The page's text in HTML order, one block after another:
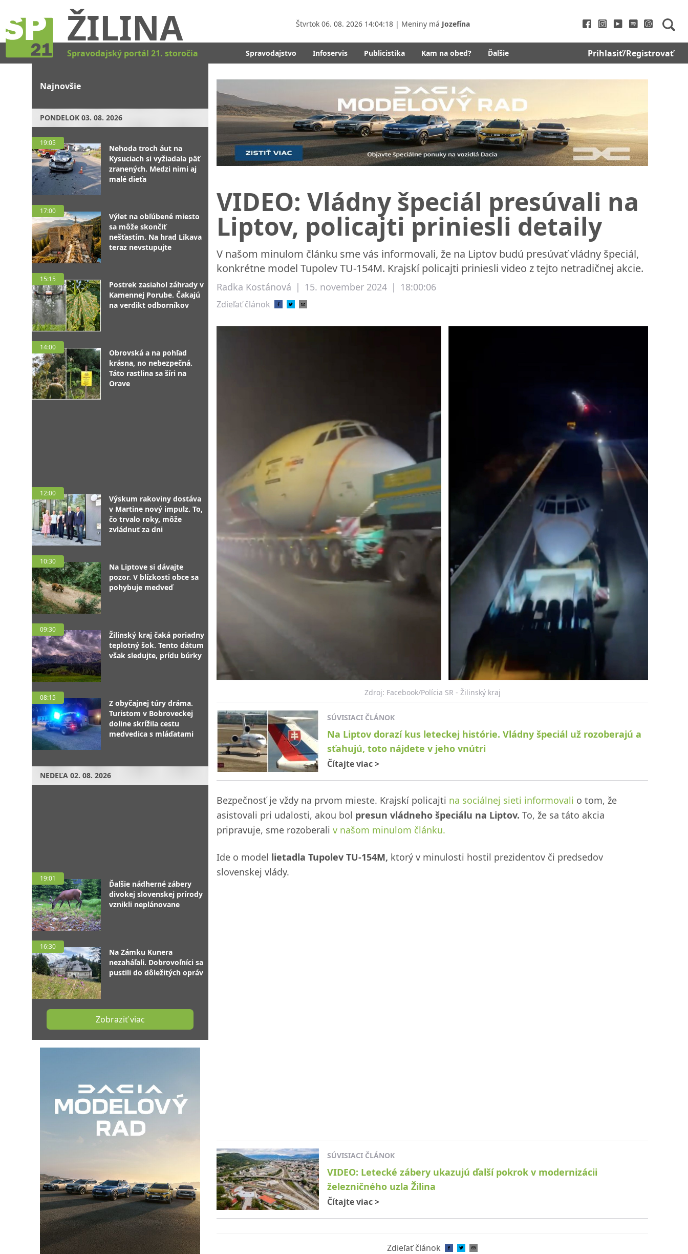
ŽILINA Štvrtok 06. 08. 2026 14:04:19 | Meniny má Jozefína
Spravodajský portál 21. storočia Spravodajstvo Infoservis Publicistika Kam na obed? Ďalšie Prihlasiť/Registrovať
Najnovšie
PONDELOK 03. 08. 2026
19:05
Nehoda troch áut na
Kysuciach si vyžiadala päť
zranených. Medzi nimi aj
malé dieťa
17:00
Výlet na obľúbené miesto
sa môže skončiť
nešťastím. Na hrad Likava
teraz nevstupujte
15:15
Postrek zasiahol záhrady v
Kamennej Porube. Čakajú
na verdikt odborníkov
14:00
Obrovská a na pohľad
krásna, no nebezpečná.
Táto rastlina sa šíri na
Orave
12:00
Výskum rakoviny dostáva
v Martine nový impulz. To,
čo trvalo roky, môže
zvládnuť za dni
10:30
Na Liptove si dávajte
pozor. V blízkosti obce sa
pohybuje medveď
09:30
Žilinský kraj čaká poriadny
teplotný šok. Tento dátum
však sledujte, prídu búrky
08:15
Z obyčajnej túry dráma.
Turistom v Bobroveckej
doline skrížila cestu
medvedica s mláďatami
NEDEĽA 02. 08. 2026
19:01
Ďalšie nádherné zábery
divokej slovenskej prírody
vznikli neplánovane
16:30
Na Zámku Kunera
nezaháľali. Dobrovoľníci sa
pustili do dôležitých opráv
Zobraziť viac
VIDEO: Vládny špeciál presúvali na
Liptov, policajti priniesli detaily
V našom minulom článku sme vás informovali, že na Liptov budú presúvať vládny špeciál,
konkrétne model Tupolev TU-154M. Krajskí policajti priniesli video z tejto netradičnej akcie.
Radka Kostánová | 15. november 2024 | 18:00:06
Zdieľať článok
Zdroj: Facebook/Polícia SR - Žilinský kraj
SÚVISIACI ČLÁNOK
Na Liptov dorazí kus leteckej histórie. Vládny špeciál už rozoberajú a
sťahujú, toto nájdete v jeho vnútri
Čítajte viac>
Bezpečnosť je vždy na prvom mieste. Krajskí policajti na sociálnej sieti informovali o tom, že
asistovali pri udalosti, akou bol presun vládneho špeciálu na Liptov. To, že sa táto akcia
pripravuje, sme rozoberali v našom minulom článku.
Ide o model lietadla Tupolev TU-154M, ktorý v minulosti hostil prezidentov či predsedov
slovenskej vlády.
SÚVISIACI ČLÁNOK
VIDEO: Letecké zábery ukazujú ďalší pokrok v modernizácii
železničného uzla Žilina
Čítajte viac>
Zdieľať článok